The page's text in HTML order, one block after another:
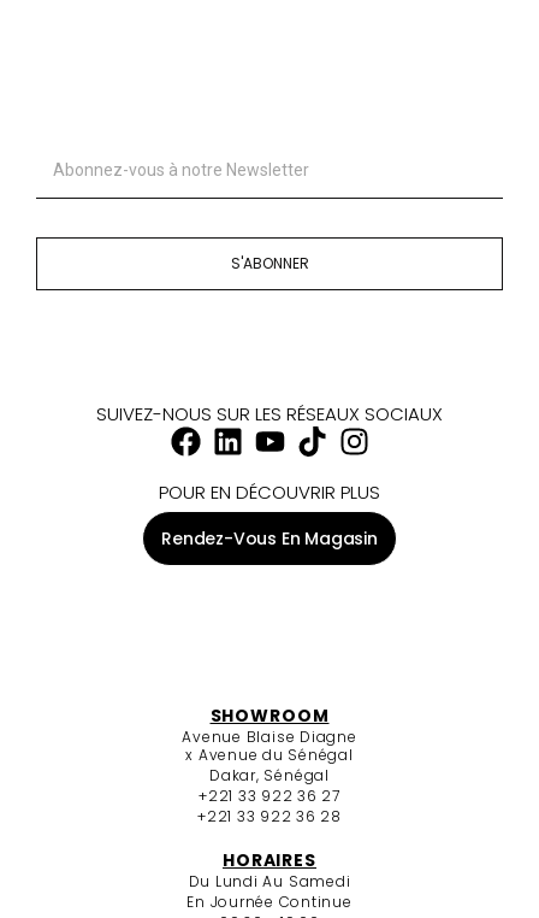
S'ABONNER
SUIVEZ-NOUS SUR LES RÉSEAUX SOCIAUX
POUR EN DÉCOUVRIR PLUS
Rendez-Vous En Magasin
SHOWROOM
Avenue Blaise Diagne
x Avenue du Sénégal
Dakar, Sénégal
+221 33 922 36 27
+221 33 922 36 28
HORAIRES
Du Lundi Au Samedi
En Journée Continue